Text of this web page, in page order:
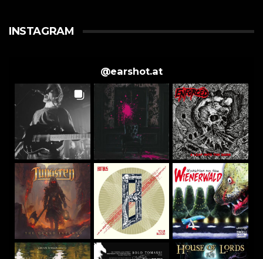
INSTAGRAM
@earshot.at